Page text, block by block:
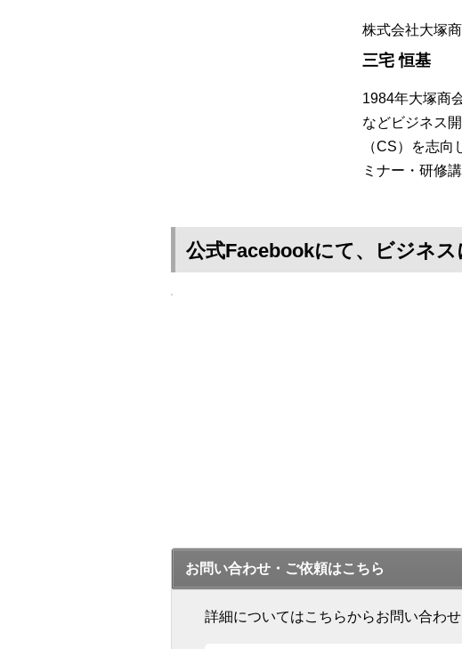
株式会社大塚
三宅 恒基
1984年大塚商
などビジネス
（CS）を志
ミナー・研修
公式Facebookにて、ビジネ
お問い合わせ・ご依頼はこちら
詳細についてはこちらからお問い合わせ